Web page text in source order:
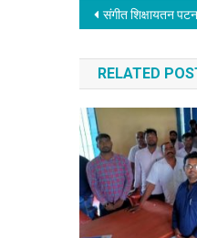
Post
संगीत शिक्षायतन पटना के 26वें स्थापना दिवस: भारतीय भूमि की महानतम
RELATED